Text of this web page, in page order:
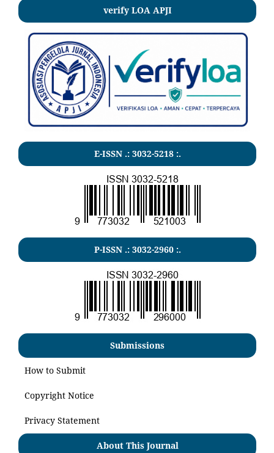
verify LOA APJI
E-ISSN .: 3032-5218:.
P-ISSN .: 3032-2960:.
Submissions
How to Submit
Copyright Notice
Privacy Statement
About This Journal